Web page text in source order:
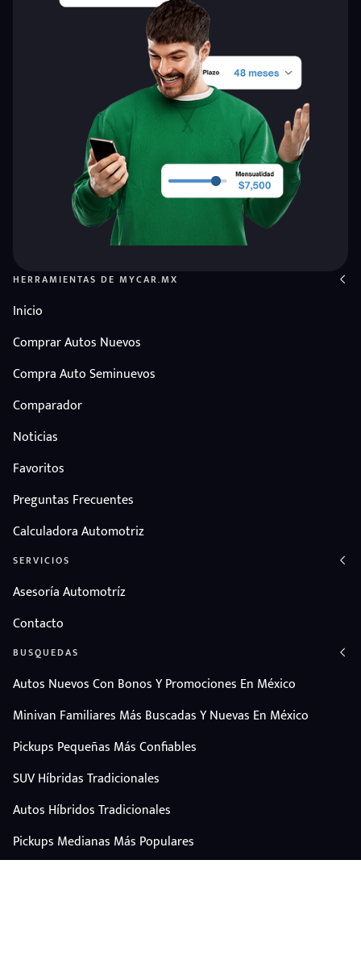
HERRAMIENTAS DE MYCAR.MX
Inicio
Comprar Autos Nuevos
Compra Auto Seminuevos
Comparador
Noticias
Favoritos
Preguntas Frecuentes
Calculadora Automotriz
SERVICIOS
Asesoría Automotríz
Contacto
BUSQUEDAS
Autos Nuevos Con Bonos Y Promociones En México
Minivan Familiares Más Buscadas Y Nuevas En México
Pickups Pequeñas Más Confiables
SUV Híbridas Tradicionales
Autos Híbridos Tradicionales
Pickups Medianas Más Populares